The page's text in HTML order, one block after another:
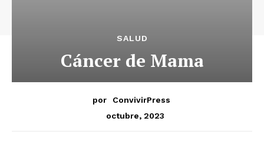
SALUD
Cáncer de Mama
por
ConvivirPress
octubre, 2023